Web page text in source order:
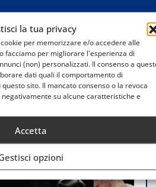
la tua privacy
per memorizzare e/o accedere alle
facciamo per migliorare l'esperienza di
(non) personalizzati. Il consenso a
dati quali il comportamento di
sito. Il mancato consenso o la revoca
su alcune caratteristiche e
Accetta
opzioni
con ‘The Art of Fighting’